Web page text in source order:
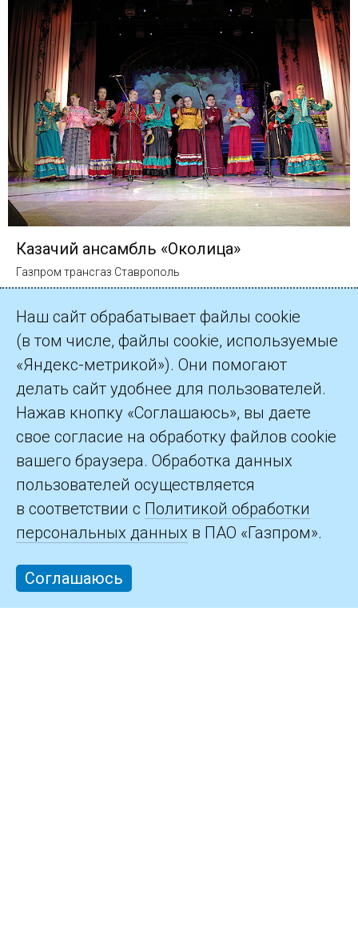
Казачий ансамбль «Околица»
Газпром трансгаз Ставрополь
©2026 ПАО «Газпром»
Контакты
Наш сайт обрабатывает файлы cookie
(в том числе, файлы cookie, используемые
«Яндекс-метрикой»). Они помогают
делать сайт удобнее для пользователей.
Нажав кнопку «Соглашаюсь», вы даете
свое согласие на обработку файлов cookie
вашего браузера. Обработка данных
пользователей осуществляется
в соответствии с Политикой обработки
персональных данных в ПАО «Газпром».
Соглашаюсь